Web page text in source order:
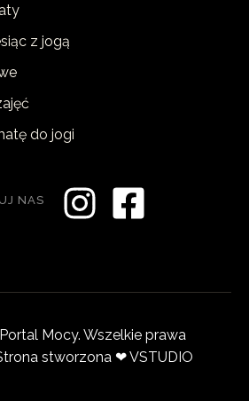
z jogą
do jogi
NAS
Mocy. Wszelkie prawa
stworzona ❤︎VSTUDIO